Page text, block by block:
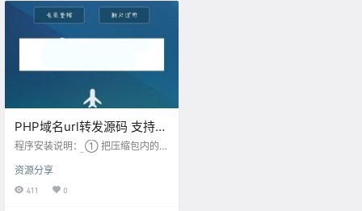
PHP域名url转发源码 支持隐
性转发
程序安装说明： ① 把压缩包内的文
安装注意事项： 需要空间支持域名
泛绑定（如果为amh5面板需要将该
资源分享
411 0